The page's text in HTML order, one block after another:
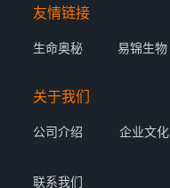
友情链接
生命奥秘 易锦生物
关于我们
公司介绍 企业文化
联系我们